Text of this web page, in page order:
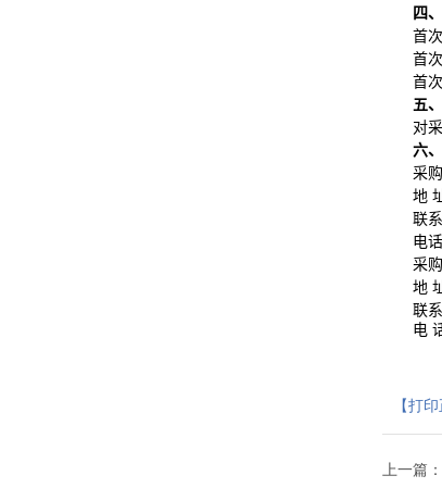
四
首
首
首
五
对
六
采
地
联系
电话
采
地
联系
电
【打
上一篇：